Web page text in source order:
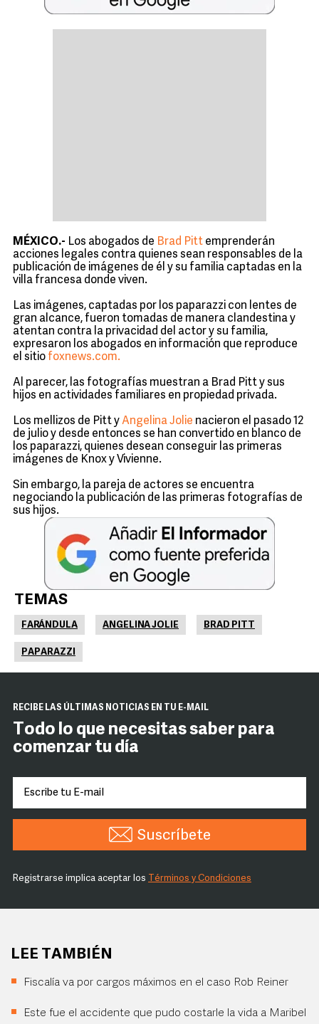
MÉXICO.- Los abogados de Brad Pitt emprenderán
acciones legales contra quienes sean responsables de la
publicación de imágenes de él y su familia captadas en la
villa francesa donde viven.
Las imágenes, captadas por los paparazzi con lentes de
gran alcance, fueron tomadas de manera clandestina y
atentan contra la privacidad del actor y su familia,
expresaron los abogados en información que reproduce
el sitio foxnews.com.
Al parecer, las fotografías muestran a Brad Pitt y sus
hijos en actividades familiares en propiedad privada.
Los mellizos de Pitt yAngelina Jolie nacieron el pasado 12
de julio y desde entonces se han convertido en blanco de
los paparazzi, quienes desean conseguir las primeras
imágenes de Knox y Vivienne.
Sin embargo, la pareja de actores se encuentra
negociando la publicación de las primeras fotografías de
sus hijos.
TEMAS
FARÁNDULA ANGELINA JOLIE BRAD PITT
PAPARAZZI
RECIBE LAS ÚLTIMAS NOTICIAS EN TU E-MAIL
Todo lo que necesitas saber para
comenzar tu día
Suscríbete
Registrarse implica aceptar los Términos y Condiciones
LEE TAMBIÉN
Fiscalía va por cargos máximos en el caso Rob Reiner
Este fue el accidente que pudo costarle la vida a Maribel